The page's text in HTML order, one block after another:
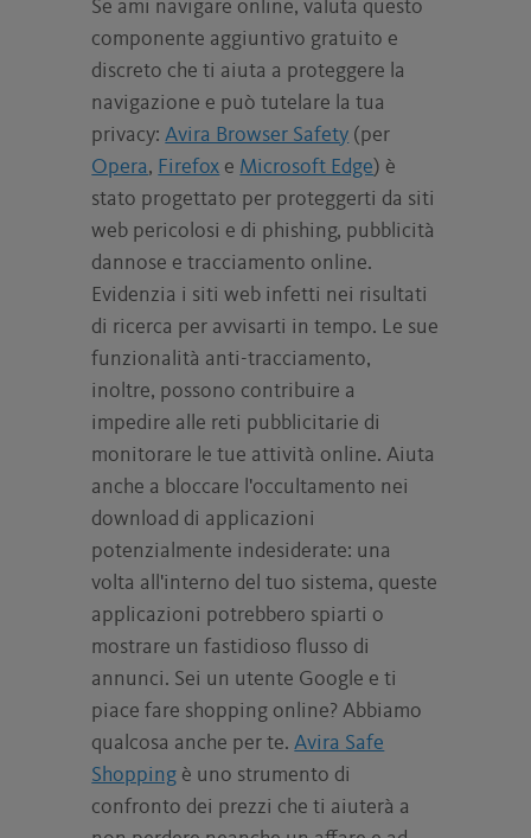
Se ami navigare online, valuta questo
componente aggiuntivo gratuito e
discreto che ti aiuta a proteggere la
navigazione e può tutelare la tua
privacy:Avira Browser Safety (per
Opera, Firefox e Microsoft Edge) è
stato progettato per proteggerti da siti
web pericolosi e di phishing, pubblicità
dannose e tracciamento online.
Evidenzia i siti web infetti nei risultati
di ricerca per avvisarti in tempo. Le sue
funzionalità anti-tracciamento,
inoltre, possono contribuire a
impedire alle reti pubblicitarie di
monitorare le tue attività online. Aiuta
anche a bloccare l'occultamento nei
download di applicazioni
potenzialmente indesiderate: una
volta all'interno del tuo sistema, queste
applicazioni potrebbero spiarti o
mostrare un fastidioso flusso di
annunci. Sei un utente Google e ti
piace fare shopping online? Abbiamo
qualcosa anche per te.Avira Safe
Shopping è uno strumento di
confronto dei prezzi che ti aiuterà a